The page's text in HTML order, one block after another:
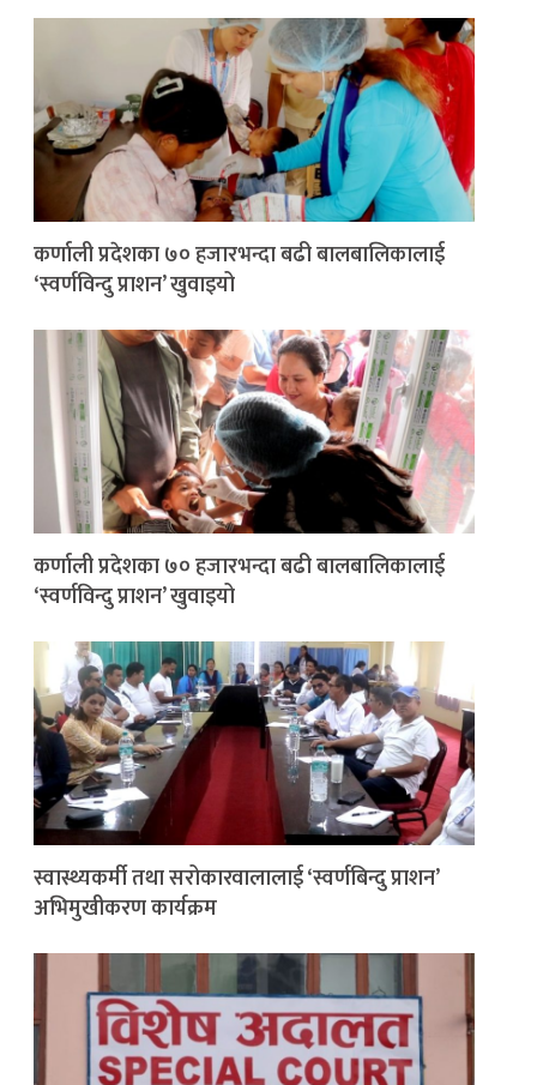
कर्णाली प्रदेशका ७० हजारभन्दा बढी बालबालिकालाई
‘स्वर्णविन्दु प्राशन’ खुवाइयो
कर्णाली प्रदेशका ७० हजारभन्दा बढी बालबालिकालाई
‘स्वर्णविन्दु प्राशन’ खुवाइयो
स्वास्थ्यकर्मी तथा सरोकारवालालाई ‘स्वर्णबिन्दु प्राशन’
अभिमुखीकरण कार्यक्रम